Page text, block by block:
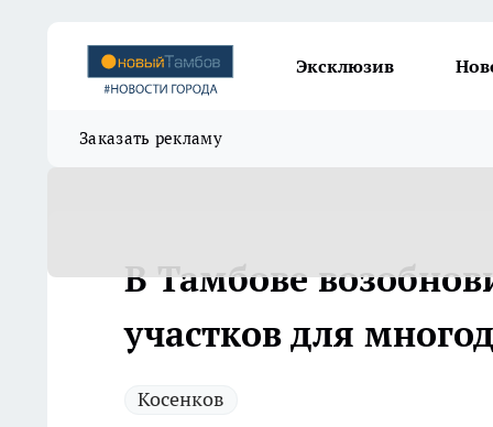
Эксклюзив
Заказать рекламу
В Тамбове
участков для
Косенков